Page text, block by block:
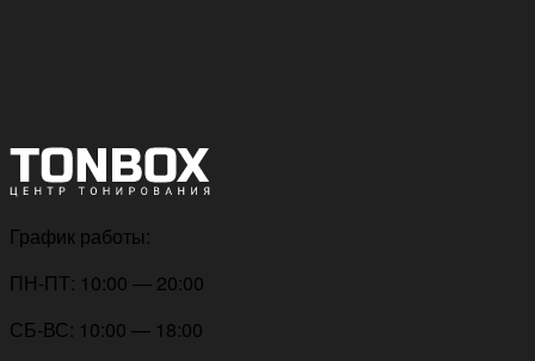
График работы:
ПН-ПТ: 10:00 — 20:00
СБ-ВС: 10:00 — 18:00